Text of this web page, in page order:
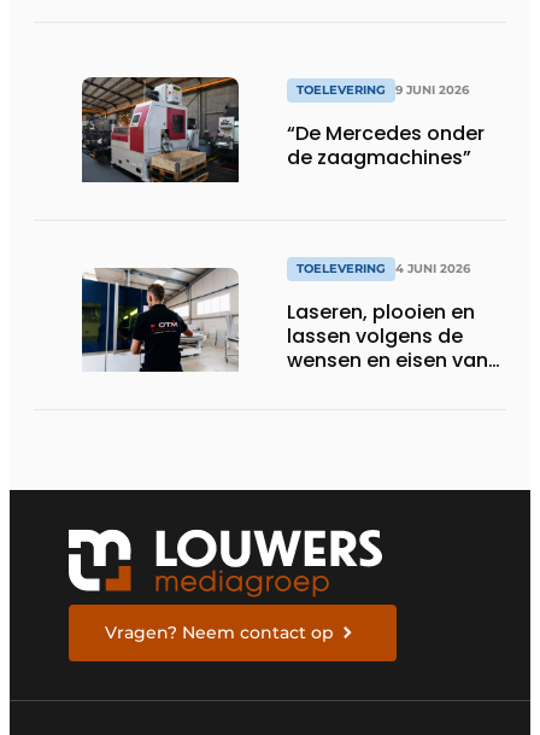
TOELEVERING 9 JUNI 2026
“De Mercedes onder
de zaagmachines”
TOELEVERING 4 JUNI 2026
Laseren, plooien en
lassen volgens de
wensen en eisen van
Vragen? Neem contact op